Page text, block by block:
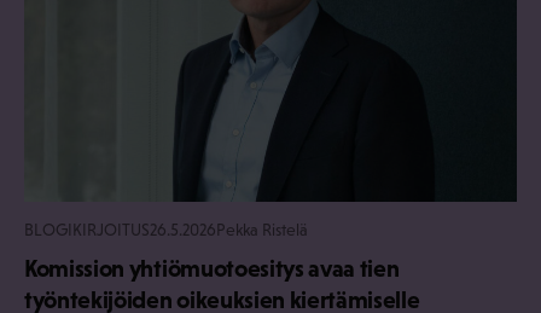
BLOGIKIRJOITUS26.5.2026Pekka Ristelä
Komission yhtiömuotoesitys avaa tien
työntekijöiden oikeuksien kiertämiselle